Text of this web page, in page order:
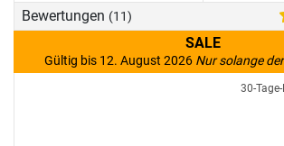
Bewertungen (11)
SALE
Gültig bis 12. August 2026 Nur solange
30-